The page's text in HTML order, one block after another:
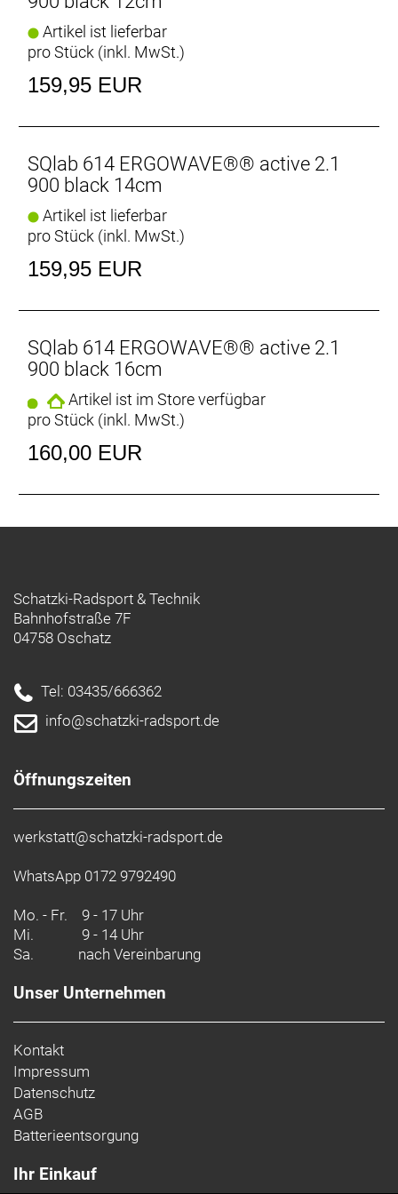
Artikel ist lieferbar
pro Stück (inkl. MwSt.)
159,95 EUR
SQlab 614 ERGOWAVE®® active 2.1
900 black 14cm
Artikel ist lieferbar
pro Stück (inkl. MwSt.)
159,95 EUR
SQlab 614 ERGOWAVE®® active 2.1
900 black 16cm
Artikel ist im Store verfügbar
pro Stück (inkl. MwSt.)
160,00 EUR
Schatzki-Radsport & Technik
Bahnhofstraße 7F
04758 Oschatz
Tel: 03435/666362
info@schatzki-radsport.de
Öffnungszeiten
werkstatt@schatzki-radsport.de
WhatsApp 0172 9792490
Mo. - Fr. 9 - 17 Uhr
Mi.
9 - 14 Uhr
Sa.
nach Vereinbarung
Unser Unternehmen
Kontakt
Impressum
Datenschutz
AGB
Batterieentsorgung
Ihr Einkauf